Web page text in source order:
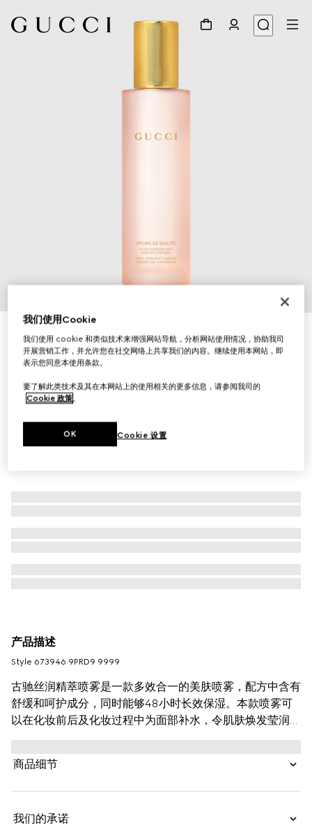
古驰丝润精萃喷雾
€ 73
产品描述
Style ‎673946 9PRD9 9999
古驰丝润精萃喷雾是一款多效合一的美肤喷雾，配方中含有
舒缓和呵护成分，同时能够48小时长效保湿。本款喷雾可
以在化妆前后及化妆过程中为面部补水，令肌肤焕发莹润光
有透明质酸，可以补水，焕发肌肤健康光泽，而成膜成分混
现。
商品细节
我们的承诺
我们使用Cookie
我们使用 cookie 和类似技术来增强网站导航，分析网站使用情况，协助我司
开展营销工作，并允许您在社交网络上共享我们的内容。继续使用本网站，即
表示您同意本使用条款。
要了解此类技术及其在本网站上的使用相关的更多信息，请参阅我司的
Cookie 政策。
Cookie 设置
OK